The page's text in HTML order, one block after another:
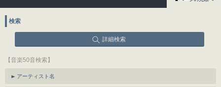
検索
詳細検索
【音楽50音検索】
アーティスト名